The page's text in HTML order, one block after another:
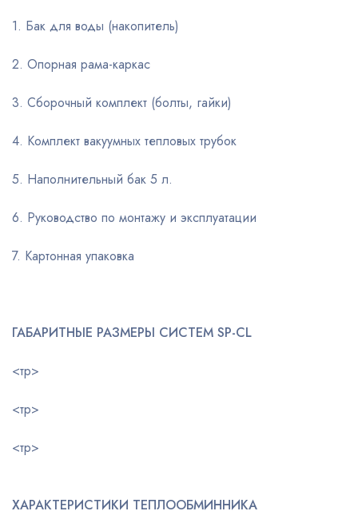
1. Бак для воды (накопитель)
2. Опорная рама-каркас
3. Сборочный комплект (болты, гайки)
4. Комплект вакуумных тепловых трубок
5. Наполнительный бак 5 л.
6. Руководство по монтажу и эксплуатации
7. Картонная упаковка
ГАБАРИТНЫЕ РАЗМЕРЫ СИСТЕМ SP-CL
<тр>
<тр>
<тр>
ХАРАКТЕРИСТИКИ ТЕПЛООБМИННИКА